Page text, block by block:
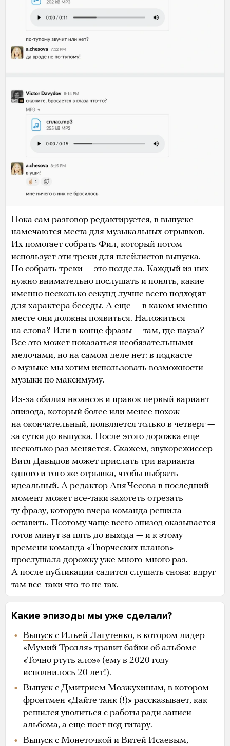
Пока сам разговор редактируется, в выпуске
намечаются места для музыкальных отрывков.
Их помогает собрать Фил, который потом
использует эти треки для плейлистов выпуска.
Но собрать треки — это полдела. Каждый из них
нужно внимательно послушать и понять, какие
именно несколько секунд лучше всего подходят
для характера беседы. А еще — в каком именно
месте они должны появиться. Наложиться
на слова? Или в конце фразы — там, где пауза?
Все это может показаться необязательными
мелочами, но на самом деле нет: в подкасте
о музыке мы хотим использовать возможности
музыки по максимуму.
Из-за обилия нюансов и правок первый вариант
эпизода, который более или менее похож
на окончательный, появляется только в четверг —
за сутки до выпуска. После этого дорожка еще
несколько раз меняется. Скажем, звукорежиссер
Витя Давыдов может прислать три варианта
одного и того же отрывка, чтобы выбрать
идеальный. А редактор Аня Чесова в последний
момент может все-таки захотеть отрезать
ту фразу, которую вчера команда решила
оставить. Поэтому чаще всего эпизод оказывается
готов минут за пять до выхода — и к этому
времени команда «Творческих планов»
прослушала дорожку уже много-много раз.
А после публикации садится слушать снова: вдруг
там все-таки что-то не так.
Какие эпизоды мы уже сделали?
Выпуск с Ильей Лагутенко, в котором лидер
«Мумий Тролля» травит байки об альбоме
«Точно ртуть алоэ» (ему в 2020 году
исполнилось 20 лет!).
Выпуск с Дмитрием Мозжухиным, в котором
фронтмен «Дайте танк (!)» рассказывает, как
решился уволиться с работы ради записи
альбома, а еще поет под гитару.
Выпуск с Монеточкой и Витей Исаевым,